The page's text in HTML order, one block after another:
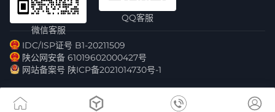
微信客服
QQ客服
IDC/ISP证号 B1-20211509
陕公网安备 61019602000427号
网站备案号 陕ICP备2021014730号-1